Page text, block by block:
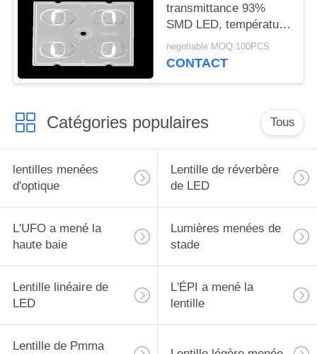
MATIÈRE
PROTECTION
LA
PRIVÉE
transmittance 93%
SMD LED, température
de fonctionnement
d'optique de réflecteurs
negotiable MOQ:100PCS
CONTACT
Catégories populaires Tous
lentilles menées
d'optique
Lentille de réverbère
de LED
L'UFO a mené la
haute baie
Lumières menées de
stade
Lentille linéaire de
LED
L'ÉPI a mené la
lentille
Lentille de Pmma